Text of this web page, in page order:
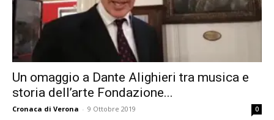
Un omaggio a Dante Alighieri tra musica e
storia dell’arte Fondazione...
Cronaca di Verona - 9 Ottobre 2019 0